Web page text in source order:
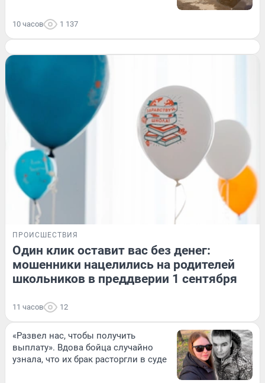
10 часов 1 137
ПРОИСШЕСТВИЯ
Один клик оставит вас без денег:
мошенники нацелились на родителей
школьников в преддверии 1 сентября
11 часов 12
«Развел нас, чтобы получить
выплату». Вдова бойца случайно
узнала, что их брак расторгли в суде